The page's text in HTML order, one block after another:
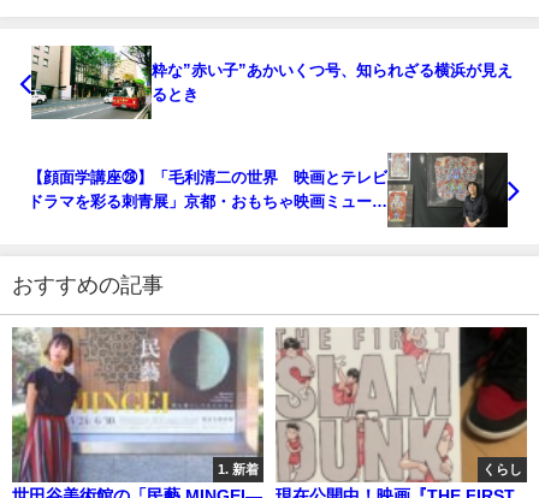
粋な”赤い子”あかいくつ号、知られざる横浜が見え
るとき
【顔面学講座㉘】「毛利清二の世界 映画とテレビ
ドラマを彩る刺青展」京都・おもちゃ映画ミュージ
おすすめの記事
1. 新着 くらし